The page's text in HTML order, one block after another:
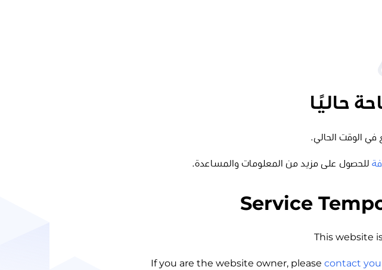
حاليًا
في الوقت الحالي.
للحصول على مزيد من المعلومات والمساعدة.
Service
This website
If you are the website owner, please contact